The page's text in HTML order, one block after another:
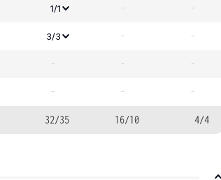
1/1 - -
3/3 - -
- - -
- - -
32/35 16/10 4/4